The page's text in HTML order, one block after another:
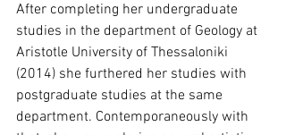
After completing her undergraduate
studies in the department of Geology at
Aristotle University of Thessaloniki
(2014) she furthered her studies with
postgraduate studies at the same
department. Contemporaneously with